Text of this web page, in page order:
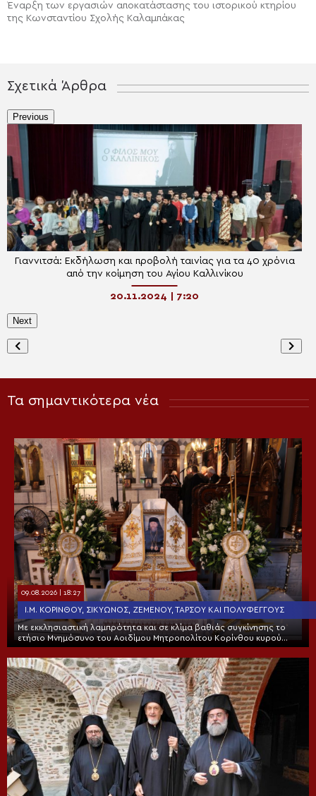
Έναρξη των εργασιών αποκατάστασης του ιστορικού κτηρίου
της Κωνσταντίου Σχολής Καλαμπάκας
Σχετικά Άρθρα
Previous
Γιαννιτσά: Εκδήλωση και προβολή ταινίας για τα 40 χρόνια
από την κοίμηση του Αγίου Καλλινίκου
20.11.2024 | 7:20
Next
Τα σημαντικότερα νέα
09.08.2026 | 18:27
Ι.Μ. ΚΟΡΊΝΘΟΥ, ΣΙΚΥΏΝΟΣ, ΖΕΜΕΝΟΎ, ΤΑΡΣΟΎ ΚΑΙ ΠΟΛΥΦΈΓΓΟΥΣ
Με εκκλησιαστική λαμπρότητα και σε κλίμα βαθιάς συγκίνησης το
ετήσιο Μνημόσυνο του Αοιδίμου Μητροπολίτου Κορίνθου κυρού
Διονυσίου